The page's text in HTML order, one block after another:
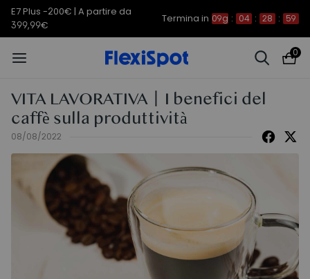
C7 Morpher -290€ | A partire da
579,99€
0
VITA LAVORATIVA丨I benefici del
caffè sulla produttività
08/08/2022